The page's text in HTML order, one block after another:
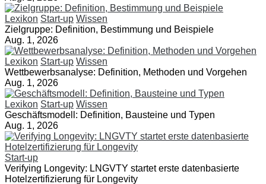
Lexikon Start-up Wissen
Zielgruppe: Definition, Bestimmung und Beispiele
Aug. 1, 2026
Lexikon Start-up Wissen
Wettbewerbsanalyse: Definition, Methoden und Vorgehen
Aug. 1, 2026
Lexikon Start-up Wissen
Geschäftsmodell: Definition, Bausteine und Typen
Aug. 1, 2026
Start-up
Verifying Longevity: LNGVTY startet erste datenbasierte
Hotelzertifizierung für Longevity